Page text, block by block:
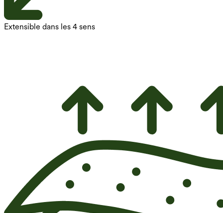
Extensible dans les 4 sens